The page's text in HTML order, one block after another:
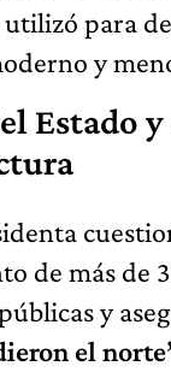
para
y
Estado y
de más de
y
el